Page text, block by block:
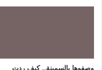
وصفوها بالسمينة.. كيف ردت